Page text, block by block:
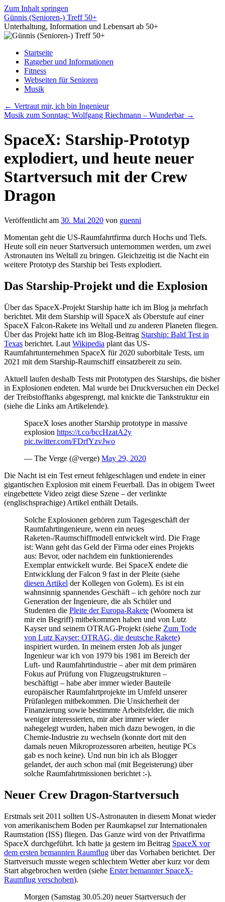
Zum Inhalt springen
Günnis (Senioren-) Treff 50+
Unterhaltung, Information und Lebensart ab 50+
Startseite
Ratgeber und Informationen
Fitness
Webseiten für Senioren
Musik
← Vertraut mir, ich bin Ingenieur
Musik zum Sonntag: Wolfgang Riechmann – Wunderbar →
SpaceX: Starship-Prototyp
explodiert, und heute neuer
Startversuch mit der Crew
Dragon
Veröffentlicht am 30. Mai 2020 von guenni
Momentan geht die US-Raumfahrtfirma durch Hochs und Tiefs.
Heute soll ein neuer Startversuch unternommen werden, um zwei
Astronauten ins Weltall zu bringen. Gleichzeitig ist die Nacht ein
weitere Prototyp des Starship bei Tests explodiert.
Das Starship-Projekt und die Explosion
Über das SpaceX-Projekt Starship hatte ich im Blog ja mehrfach
berichtet. Mit dem Starship will SpaceX als Oberstufe auf einer
SpaceX Falcon-Rakete ins Weltall und zu anderen Planeten fliegen.
Über das Projekt hatte ich im Blog-Beitrag Starship: Bald Test in
Texas berichtet. Laut Wikipedia plant das US-
Raumfahrtunternehmen SpaceX für 2020 suborbitale Tests, um
2021 mit dem Starship-Raumschiff einsatzbereit zu sein.
Aktuell laufen deshalb Tests mit Prototypen des Starships, die bisher
in Explosionen endeten. Mal wurde bei Druckversuchen ein Deckel
der Treibstofftanks abgesprengt, mal knickte die Tankstruktur ein
(siehe die Links am Artikelende).
SpaceX loses another Starship prototype in massive
explosion https://t.co/bccHzatA2y
pic.twitter.com/FDrfYzvJwo
— The Verge (@verge) May 29, 2020
Die Nacht ist ein Test erneut fehlgeschlagen und endete in einer
gigantischen Explosion mit einem Feuerball. Das in obigem Tweet
eingebettete Video zeigt diese Szene – der verlinkte
(englischsprachige) Artikel enthält Details.
Solche Explosionen gehören zum Tagesgeschäft der
Raumfahrtingenieure, wenn ein neues
Raketen-/Raumschiffmodell entwickelt wird. Die Frage
ist: Wann geht das Geld der Firma oder eines Projekts
aus: Bevor, oder nachdem ein funktionierendes
Exemplar entwickelt wurde. Bei SpaceX endete die
Entwicklung der Falcon 9 fast in der Pleite (siehe
diesen Artikel der Kollegen von Golem). Es ist ein
wahnsinnig spannendes Geschäft – ich gehöre noch zur
Generation der Ingenieure, die als Schüler und
Studenten die Pleite der Europa-Rakete (Woomera ist
mir ein Begriff) mitbekommen haben und von Lutz
Kayser und seinem OTRAG-Projekt (siehe Zum Tode
von Lutz Kayser: OTRAG, die deutsche Rakete)
inspiriert wurden. In meinem ersten Job als junger
Ingenieur war ich von 1979 bis 1981 im Bereich der
Luft- und Raumfahrtindustrie – aber mit dem primären
Fokus auf Prüfung von Flugzeugstrukturen –
beschäftigt – habe aber immer wieder Bauteile
europäischer Raumfahrtprojekte im Umfeld unserer
Prüfanlegen mitbekommen. Die Unsicherheit der
Finanzierung sowie bestimmte Arbeitsfelder, die mich
weniger interessierten, mir aber immer wieder
nahegelegt wurden, haben mich dazu bewogen, in die
Chemie-Industrie zu wechseln (konnte dort mit den
damals neuen Mikroprozessoren arbeiten, heutige PCs
gab es noch keine). Und nun bin ich als Blogger
gelandet, der auch schon mal (mit Begeisterung) über
solche Raumfahrtmissionen berichtet :-).
Neuer Crew Dragon-Startversuch
Erstmals seit 2011 sollten US-Astronauten in diesem Monat wieder
von amerikanischem Boden per Raumkapsel zur Internationalen
Raumstation (ISS) fliegen. Das Ganze wird von der Privatfirma
SpaceX durchgeführt. Ich hatte ja gestern im Beitrag SpaceX vor
dem ersten bemannten Raumflug über das Vorhaben berichtet. Der
Startversuch musste wegen schlechtem Wetter aber kurz vor dem
Start abgebrochen werden (siehe Erster bemannter SpaceX-
Raumflug verschoben).
Morgen (Samstag 30.05.20) neuer Startversuch der